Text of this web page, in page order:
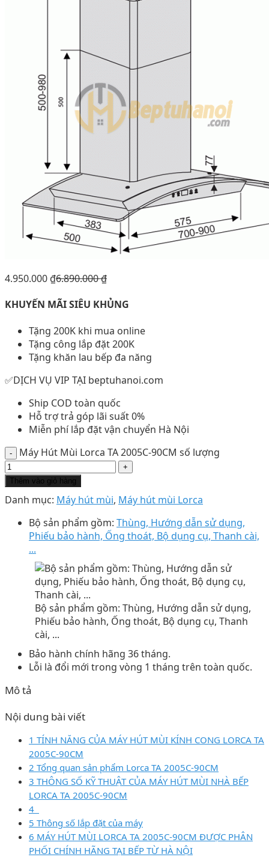
4.950.000 ₫6.890.000₫
KHUYẾN MÃI SIÊU KHỦNG
Tặng 200K khi mua online
Tặng công lắp đặt 200K
Tặng khăn lau bếp đa năng
✅DỊCH VỤ VIP TẠI beptuhanoi.com
Ship COD toàn quốc
Hỗ trợ trả góp lãi suất 0%
Miễn phí lắp đặt vận chuyển Hà Nội
Máy Hút Mùi Lorca TA 2005C-90CM số lượng
Thêm vào giỏ hàng
Danh mục: Máy hút mùi, Máy hút mùi Lorca
Bộ sản phẩm gồm: Thùng, Hướng dẫn sử dụng,
Phiếu bảo hành, Ống thoát, Bộ dụng cụ, Thanh cài,
...
Bộ sản phẩm gồm: Thùng, Hướng dẫn sử dụng,
Phiếu bảo hành, Ống thoát, Bộ dụng cụ, Thanh
cài, ...
Bảo hành chính hãng 36 tháng.
Lỗi là đổi mới trong vòng 1 tháng trên toàn quốc.
Mô tả
Nội dung bài viết
1 TÍNH NĂNG CỦA MÁY HÚT MÙI KÍNH CONG LORCA TA
2005C-90CM
2 Tổng quan sản phẩm Lorca TA 2005C-90CM
3 THÔNG SỐ KỸ THUẬT CỦA MÁY HÚT MÙI NHÀ BẾP
LORCA TA 2005C-90CM
4
5 Thông số lắp đặt của máy
6 MÁY HÚT MÙI LORCA TA 2005C-90CM ĐƯỢC PHÂN
PHỐI CHÍNH HÃNG TẠI BẾP TỪ HÀ NỘI